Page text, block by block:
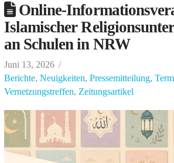
Online-
Islamischer
an Schulen in NRW
Juni 13, 2026
Berichte, Neuigkeiten, Pressemitteilung,
Vernetzungstreffen, Zeitungsartikel